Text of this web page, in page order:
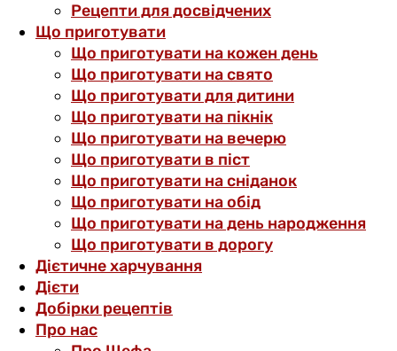
Рецепти для досвідчених
Що приготувати
Що приготувати на кожен день
Що приготувати на свято
Що приготувати для дитини
Що приготувати на пікнік
Що приготувати на вечерю
Що приготувати в піст
Що приготувати на сніданок
Що приготувати на обід
Що приготувати на день народження
Що приготувати в дорогу
Дієтичне харчування
Дієти
Добірки рецептів
Про нас